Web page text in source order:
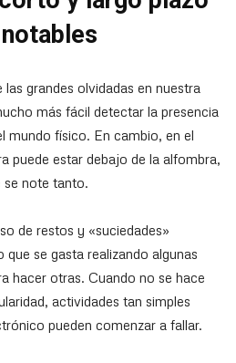
las grandes olvidadas en nuestra
más fácil detectar la presencia
mundo físico. En cambio, en el
puede estar debajo de la alfombra,
se note tanto.
de restos y «suciedades»
se gasta realizando algunas
hacer otras. Cuando no se hace
actividades tan simples
pueden comenzar a fallar.